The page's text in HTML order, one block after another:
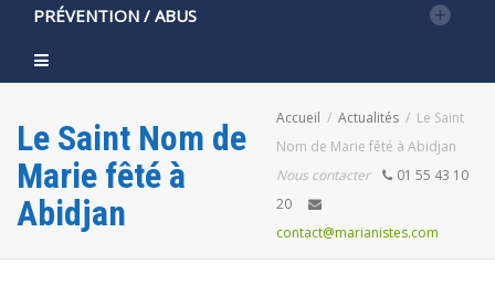
PRÉVENTION / ABUS
Le Saint Nom de
Marie fêté à
Abidjan
Accueil Actualités
Le Saint
Nom de Marie fêté à Abidjan
Nous contacter
01 55 43 10
20
contact@marianistes.com